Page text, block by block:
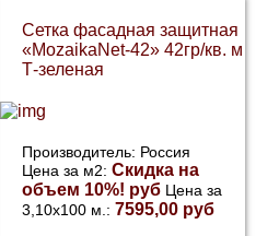
Сетка фасадная защитная
«MozaikaNet-42» 42гр/кв. м
Т-зеленая
Производитель: Россия
Цена за м2: Скидка на
объем 10%! руб Цена за
3,10х100 м.: 7595,00 руб